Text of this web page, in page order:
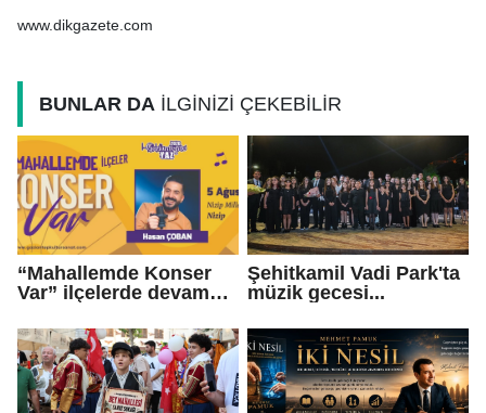
www.dikgazete.com
BUNLAR DA İLGİNİZİ ÇEKEBİLİR
“Mahallemde Konser
Var” ilçelerde devam
Şehitkamil Vadi Park'ta
müzik gecesi...